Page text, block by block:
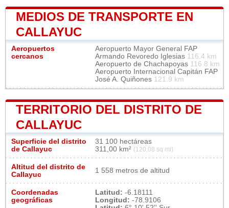
MEDIOS DE TRANSPORTE EN
CALLAYUC
Aeropuertos
cercanos
Aeropuerto Mayor General FAP
Armando Revoredo Iglesias 116.4 km
Aeropuerto de Chachapoyas 116.8 km
Aeropuerto Internacional Capitán FAP
José A. Quiñones 121.9 km
TERRITORIO DEL DISTRITO DE
CALLAYUC
Superficie del distrito
de Callayuc
31 100 hectáreas
311,00 km² (120,08 sq mi)
Altitud del distrito de
Callayuc
1 558 metros de altitud
Coordenadas
geográficas
Latitud: -6.18111
Longitud: -78.9106